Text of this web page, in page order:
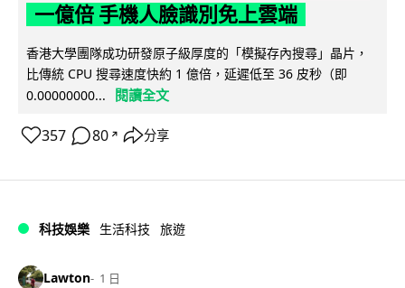
一億倍 手機人臉識別免上雲端
香港大學團隊成功研發原子級厚度的「模擬存內搜尋」晶片，
比傳統 CPU 搜尋速度快約 1 億倍，延遲低至 36 皮秒（即
0.00000000...
閱讀全文
357 80 ↗ 分享
科技娛樂 生活科技 旅遊
Lawton 1 日